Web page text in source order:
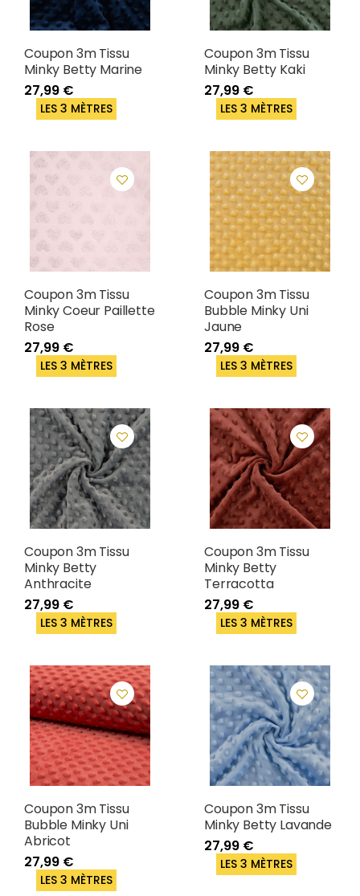
Coupon 3m Tissu
Minky Betty Marine
27,99 €
LES 3 MÈTRES
Coupon 3m Tissu
Minky Betty Kaki
27,99 €
LES 3 MÈTRES
Coupon 3m Tissu
Minky Coeur Paillette
Rose
27,99 €
LES 3 MÈTRES
Coupon 3m Tissu
Bubble Minky Uni
Jaune
27,99 €
LES 3 MÈTRES
Coupon 3m Tissu
Minky Betty
Anthracite
27,99 €
LES 3 MÈTRES
Coupon 3m Tissu
Minky Betty
Terracotta
27,99 €
LES 3 MÈTRES
Coupon 3m Tissu
Bubble Minky Uni
Abricot
27,99 €
LES 3 MÈTRES
Coupon 3m Tissu
Minky Betty Lavande
27,99 €
LES 3 MÈTRES